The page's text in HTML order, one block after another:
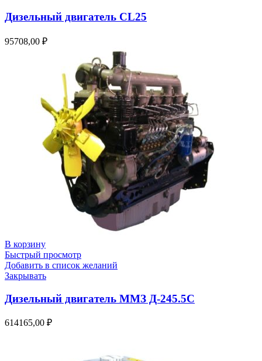
Дизельный двигатель CL25
95708,00 ₽
В корзину
Быстрый просмотр
Добавить в список желаний
Закрывать
Дизельный двигатель ММЗ Д-245.5С
614165,00 ₽